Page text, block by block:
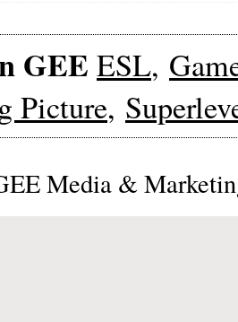
GEE ESL,
Picture,
Media &